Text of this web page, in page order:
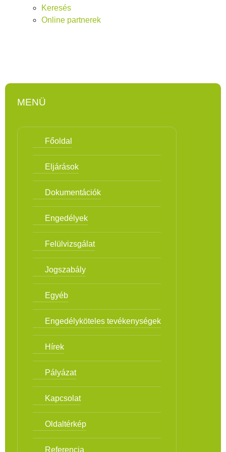
Keresés
Online partnerek
MENÜ
Főoldal
Eljárások
Dokumentációk
Engedélyek
Felülvizsgálat
Jogszabály
Egyéb
Engedélyköteles tevékenységek
Hírek
Pályázat
Kapcsolat
Oldaltérkép
Referencia